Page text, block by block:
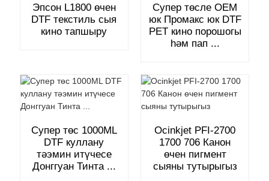
Эпсон L1800 өчен
DTF текстиль сыя
кино тапшыру
Супер төсле OEM
юк Промакс юк DTF
PET кино порошогы
һәм пап ...
Супер төс 1000ML
DTF куллану
тәэмин итүчесе
Донггуан Тинта ...
Ocinkjet PFI-2700
1700 706 Канон
өчен пигмент
сыяны тутырыгыз